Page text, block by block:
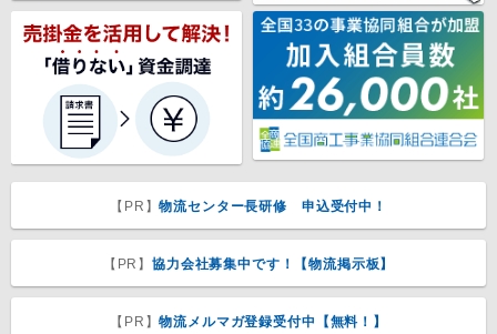
【PR】物流センター長研修 申込受付中！
【PR】協力会社募集中です！【物流掲示板】
【PR】物流メルマガ登録受付中【無料！】